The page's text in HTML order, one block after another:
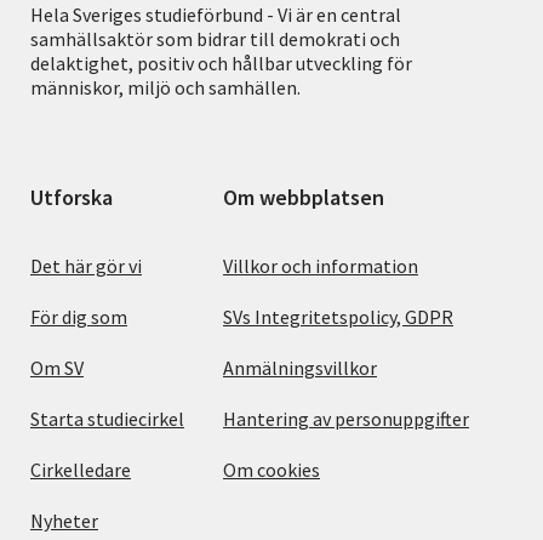
Hela Sveriges studieförbund - Vi är en central
samhällsaktör som bidrar till demokrati och
delaktighet, positiv och hållbar utveckling för
människor, miljö och samhällen.
Utforska
Det här gör vi
För dig som
Om SV
Starta studiecirkel
Cirkelledare
Nyheter
Om webbplatsen
Villkor och information
SVs Integritetspolicy, GDPR
Anmälningsvillkor
Hantering av personuppgifter
Om cookies